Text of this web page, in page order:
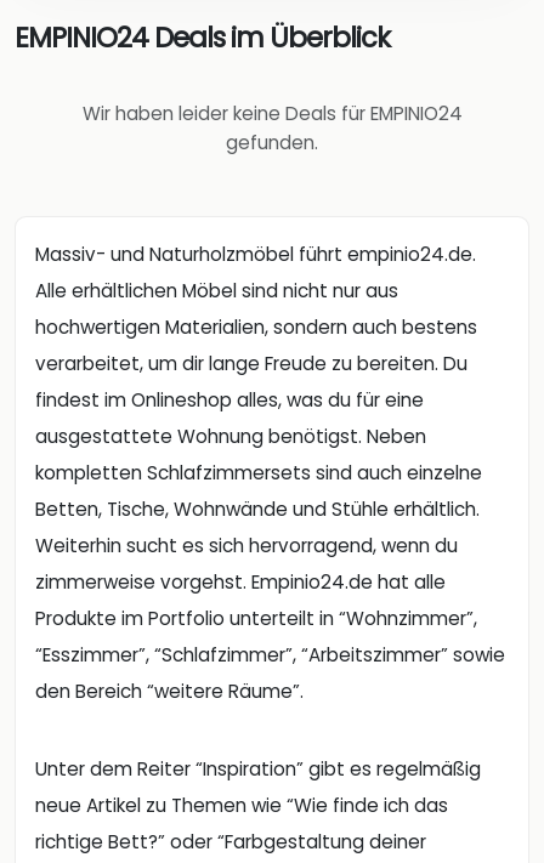
EMPINIO24 Deals im Überblick
Wir haben leider keine Deals für EMPINIO24
gefunden.
Massiv- und Naturholzmöbel führt empinio24.de.
Alle erhältlichen Möbel sind nicht nur aus
hochwertigen Materialien, sondern auch bestens
verarbeitet, um dir lange Freude zu bereiten. Du
findest im Onlineshop alles, was du für eine
ausgestattete Wohnung benötigst. Neben
kompletten Schlafzimmersets sind auch einzelne
Betten, Tische, Wohnwände und Stühle erhältlich.
Weiterhin sucht es sich hervorragend, wenn du
zimmerweise vorgehst. Empinio24.de hat alle
Produkte im Portfolio unterteilt in “Wohnzimmer”,
“Esszimmer”, “Schlafzimmer”, “Arbeitszimmer” sowie
den Bereich “weitere Räume”.
Unter dem Reiter “Inspiration” gibt es regelmäßig
neue Artikel zu Themen wie “Wie finde ich das
richtige Bett?” oder “Farbgestaltung deiner